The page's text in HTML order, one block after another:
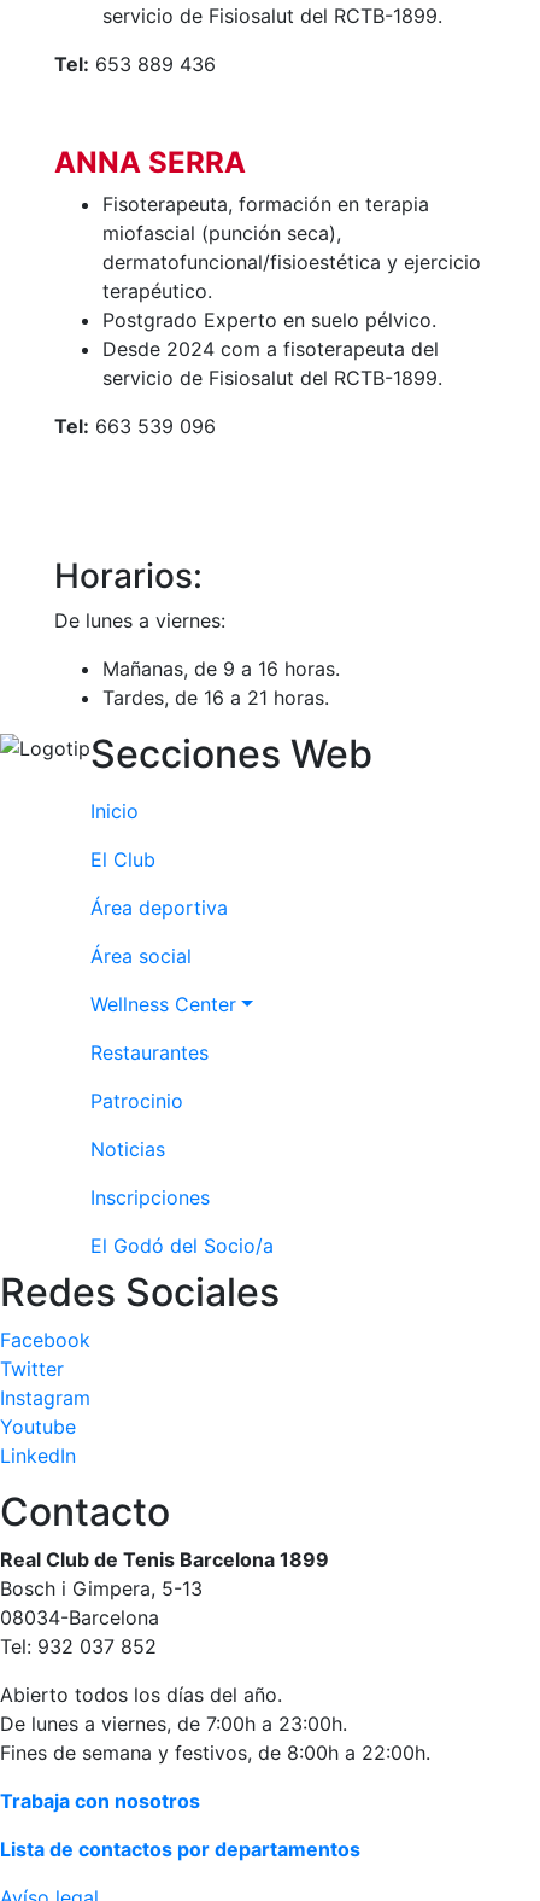
servicio de Fisiosalut del RCTB-1899.
Tel: 653 889 436
ANNA SERRA
Fisoterapeuta, formación en terapia
miofascial (punción seca),
dermatofuncional/fisioestética y ejercicio
terapéutico.
Postgrado Experto en suelo pélvico.
Desde 2024 com a fisoterapeuta del
servicio de Fisiosalut del RCTB-1899.
Tel: 663 539 096
Horarios:
De lunes a viernes:
Mañanas, de 9 a 16 horas.
Tardes, de 16 a 21 horas.
Secciones Web
Inicio
El Club
Área deportiva
Área social
Wellness Center
Restaurantes
Patrocinio
Noticias
Inscripciones
El Godó del Socio/a
Redes Sociales
Facebook
Twitter
Instagram
Youtube
LinkedIn
Contacto
Real Club de Tenis Barcelona 1899
Bosch i Gimpera, 5-13
08034-Barcelona
Tel: 932 037 852
Abierto todos los días del año.
De lunes a viernes, de 7:00h a 23:00h.
Fines de semana y festivos, de 8:00h a 22:00h.
Trabaja con nosotros
Lista de contactos por departamentos